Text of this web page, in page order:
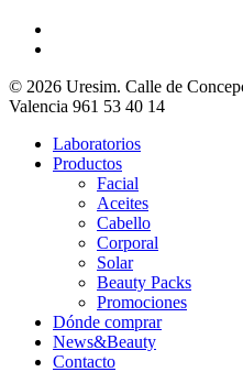
© 2026 Uresim. Calle de
Valencia 961 53 40 14
Laboratorios
Productos
Facial
Aceites
Cabello
Corporal
Solar
Beauty Packs
Promociones
Dónde comprar
News&Beauty
Contacto